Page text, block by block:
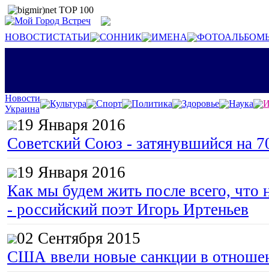
НОВОСТИСТАТЬИ СОННИК ИМЕНА
Новости
Украина
Культура Спорт Политика Здоровье Наука
19 Января 2016
Советский Союз - затянувшийся на
19 Января 2016
Как мы будем жить после всего, что
- российский поэт Игорь Иртеньев
02 Сентября 2015
США ввели новые санкции в